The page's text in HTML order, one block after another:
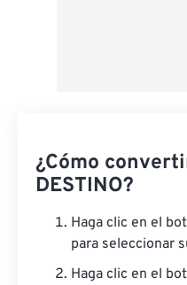
¿Cómo
DESTINO?
Haga clic en el
para seleccionar
Haga clic en el